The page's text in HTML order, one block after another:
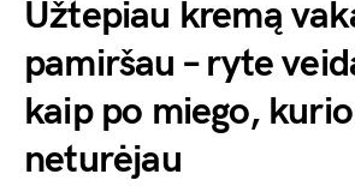
Užtepiau kremą
pamiršau – ryte
kaip po miego, kurio
neturėjau